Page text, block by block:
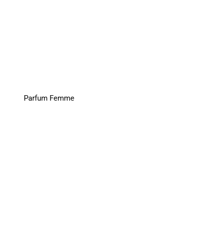
Parfum Femme